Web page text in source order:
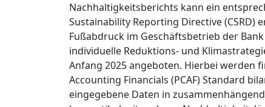
Nachhaltigkeitsberichts kann ein
Sustainability Reporting Directive (CSRD)
Fußabdruck im Geschäftsbetrieb der
individuelle Reduktions- und
Anfang 2025 angeboten. Hierbei werden
Accounting Financials (PCAF) Standard
eingegebene Daten in